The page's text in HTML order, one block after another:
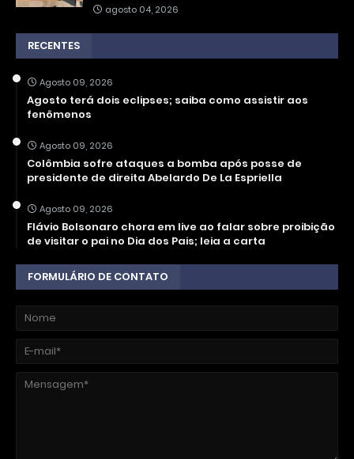
agosto 04, 2026
RECENTES
Agosto 09, 2026
Agosto terá dois eclipses; saiba como assistir aos
fenômenos
Agosto 09, 2026
Colômbia sofre ataques a bomba após posse de
presidente de direita Abelardo De La Espriella
Agosto 09, 2026
Flávio Bolsonaro chora em live ao falar sobre proibição
de visitar o pai no Dia dos Pais; leia a carta
FORMULÁRIO DE CONTATO